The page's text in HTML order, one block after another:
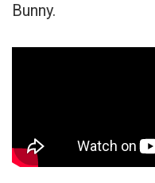
Bunny.